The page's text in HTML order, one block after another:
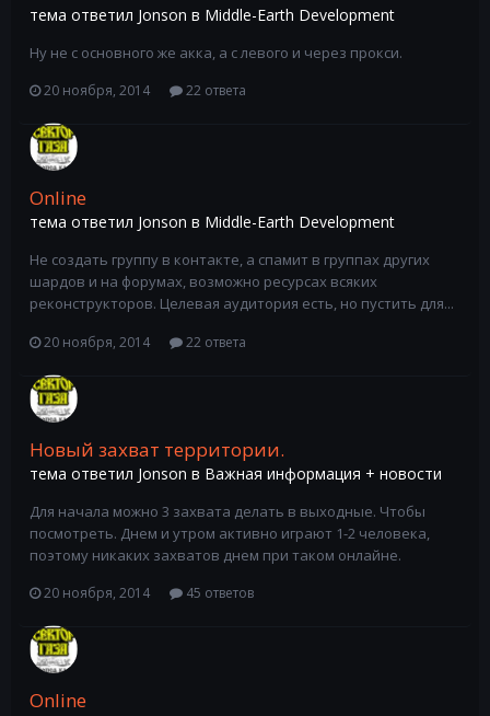
тема ответил Jonson в Middle-Earth Development
Ну не с основного же акка, а с левого и через прокси.
20 ноября, 2014 22 ответа
Online
тема ответил Jonson в Middle-Earth Development
Не создать группу в контакте, а спамит в группах других
шардов и на форумах, возможно ресурсах всяких
реконструкторов. Целевая аудитория есть, но пустить для...
20 ноября, 2014 22 ответа
Новый захват территории.
тема ответил Jonson в Важная информация + новости
Для начала можно 3 захвата делать в выходные. Чтобы
посмотреть. Днем и утром активно играют 1-2 человека,
поэтому никаких захватов днем при таком онлайне.
20 ноября, 2014 45 ответов
Online